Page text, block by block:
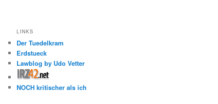
LINKS
Der Tuedelkram
Erdstueck
Lawblog by Udo Vetter
NOCH kritischer als ich